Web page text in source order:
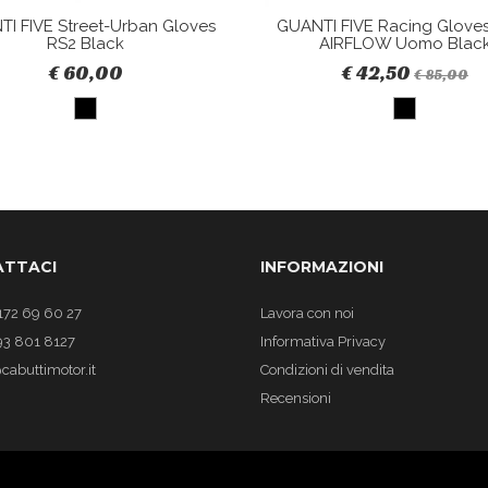
FIVE Street-Urban Gloves
RS2 Black
€ 60,00
GUANTI FIVE Racing
AIRFLOW Uomo
€ 42,50 € 85,00
69 60 27
801 8127
INFORMAZIONI
Lavora con noi
Informativa Privacy
Condizioni di vendita
Recensioni